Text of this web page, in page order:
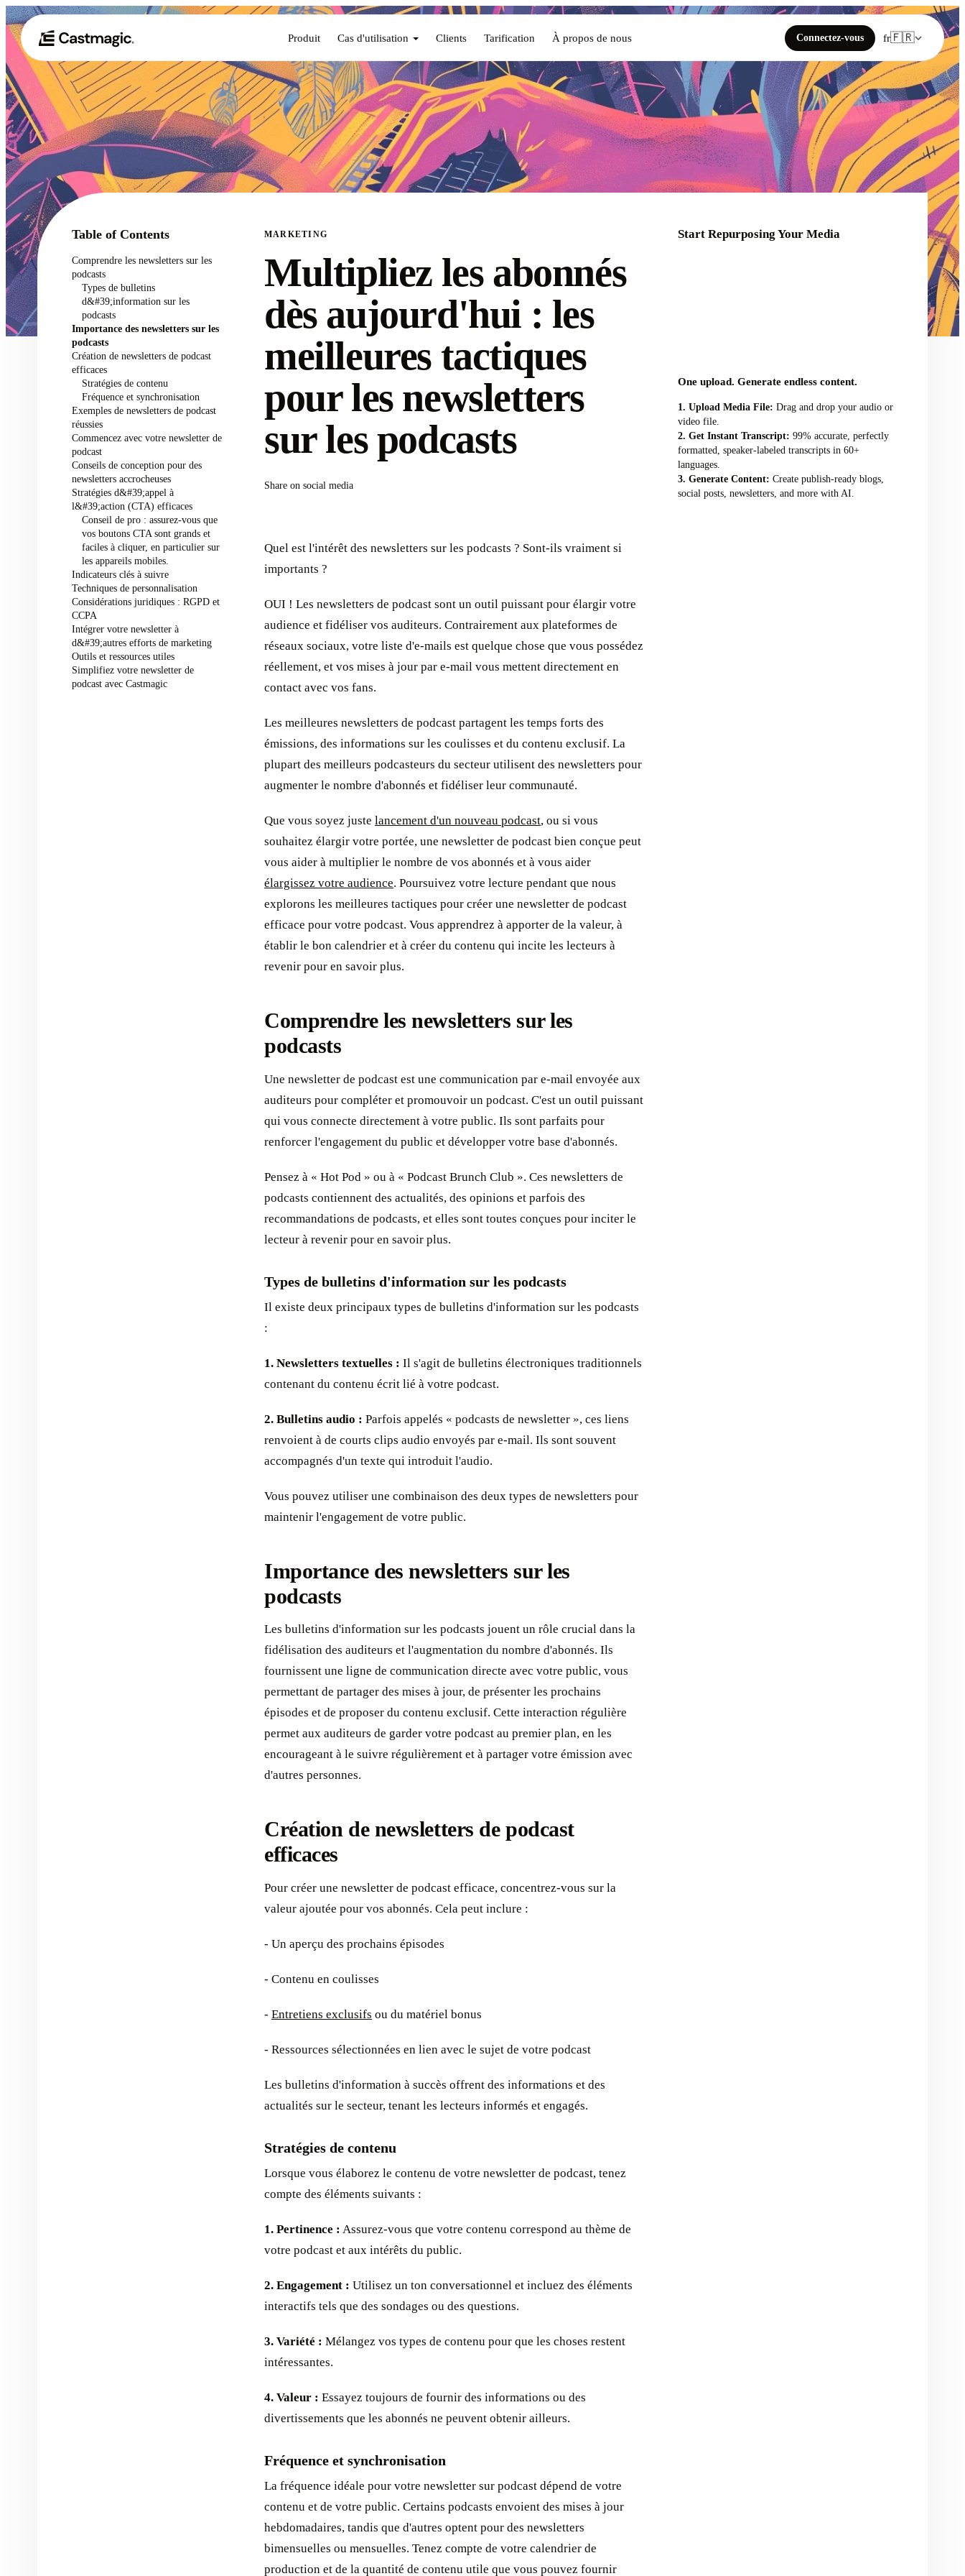
Produit Cas d'utilisation Clients Tarification À propos de nous Connectez-vous fr🇫🇷
Table of Contents
Comprendre les newsletters sur les
podcasts
Types de bulletins
d&#39;information sur les
podcasts
Importance des newsletters sur les
podcasts
Création de newsletters de podcast
efficaces
Stratégies de contenu
Fréquence et synchronisation
Exemples de newsletters de podcast
réussies
Commencez avec votre newsletter de
podcast
Conseils de conception pour des
newsletters accrocheuses
Stratégies d&#39;appel à
l&#39;action (CTA) efficaces
Conseil de pro : assurez-vous que
vos boutons CTA sont grands et
faciles à cliquer, en particulier sur
les appareils mobiles.
Indicateurs clés à suivre
Techniques de personnalisation
Considérations juridiques : RGPD et
CCPA
Intégrer votre newsletter à
d&#39;autres efforts de marketing
Outils et ressources utiles
Simplifiez votre newsletter de
podcast avec Castmagic
MARKETING
Multipliez les abonnés
dès aujourd'hui : les
meilleures tactiques
pour les newsletters
sur les podcasts
Share on social media
Quel est l'intérêt des newsletters sur les podcasts ? Sont-ils vraiment si
importants ?
OUI ! Les newsletters de podcast sont un outil puissant pour élargir votre
audience et fidéliser vos auditeurs. Contrairement aux plateformes de
réseaux sociaux, votre liste d'e-mails est quelque chose que vous possédez
réellement, et vos mises à jour par e-mail vous mettent directement en
contact avec vos fans.
Les meilleures newsletters de podcast partagent les temps forts des
émissions, des informations sur les coulisses et du contenu exclusif. La
plupart des meilleurs podcasteurs du secteur utilisent des newsletters pour
augmenter le nombre d'abonnés et fidéliser leur communauté.
Que vous soyez juste lancement d'un nouveau podcast, ou si vous
souhaitez élargir votre portée, une newsletter de podcast bien conçue peut
vous aider à multiplier le nombre de vos abonnés et à vous aider
élargissez votre audience. Poursuivez votre lecture pendant que nous
explorons les meilleures tactiques pour créer une newsletter de podcast
efficace pour votre podcast. Vous apprendrez à apporter de la valeur, à
établir le bon calendrier et à créer du contenu qui incite les lecteurs à
revenir pour en savoir plus.
Comprendre les newsletters sur les
podcasts
Une newsletter de podcast est une communication par e-mail envoyée aux
auditeurs pour compléter et promouvoir un podcast. C'est un outil puissant
qui vous connecte directement à votre public. Ils sont parfaits pour
renforcer l'engagement du public et développer votre base d'abonnés.
Pensez à « Hot Pod » ou à « Podcast Brunch Club ». Ces newsletters de
podcasts contiennent des actualités, des opinions et parfois des
recommandations de podcasts, et elles sont toutes conçues pour inciter le
lecteur à revenir pour en savoir plus.
Types de bulletins d'information sur les podcasts
Il existe deux principaux types de bulletins d'information sur les podcasts
:
1. Newsletters textuelles : Il s'agit de bulletins électroniques traditionnels
contenant du contenu écrit lié à votre podcast.
2. Bulletins audio : Parfois appelés « podcasts de newsletter », ces liens
renvoient à de courts clips audio envoyés par e-mail. Ils sont souvent
accompagnés d'un texte qui introduit l'audio.
Vous pouvez utiliser une combinaison des deux types de newsletters pour
maintenir l'engagement de votre public.
Importance des newsletters sur les
podcasts
Les bulletins d'information sur les podcasts jouent un rôle crucial dans la
fidélisation des auditeurs et l'augmentation du nombre d'abonnés. Ils
fournissent une ligne de communication directe avec votre public, vous
permettant de partager des mises à jour, de présenter les prochains
épisodes et de proposer du contenu exclusif. Cette interaction régulière
permet aux auditeurs de garder votre podcast au premier plan, en les
encourageant à le suivre régulièrement et à partager votre émission avec
d'autres personnes.
Création de newsletters de podcast
efficaces
Pour créer une newsletter de podcast efficace, concentrez-vous sur la
valeur ajoutée pour vos abonnés. Cela peut inclure :
- Un aperçu des prochains épisodes
- Contenu en coulisses
- Entretiens exclusifs ou du matériel bonus
- Ressources sélectionnées en lien avec le sujet de votre podcast
Les bulletins d'information à succès offrent des informations et des
actualités sur le secteur, tenant les lecteurs informés et engagés.
Stratégies de contenu
Lorsque vous élaborez le contenu de votre newsletter de podcast, tenez
compte des éléments suivants :
1. Pertinence : Assurez-vous que votre contenu correspond au thème de
votre podcast et aux intérêts du public.
2. Engagement : Utilisez un ton conversationnel et incluez des éléments
interactifs tels que des sondages ou des questions.
3. Variété : Mélangez vos types de contenu pour que les choses restent
intéressantes.
4. Valeur : Essayez toujours de fournir des informations ou des
divertissements que les abonnés ne peuvent obtenir ailleurs.
Fréquence et synchronisation
La fréquence idéale pour votre newsletter sur podcast dépend de votre
contenu et de votre public. Certains podcasts envoient des mises à jour
hebdomadaires, tandis que d'autres optent pour des newsletters
bimensuelles ou mensuelles. Tenez compte de votre calendrier de
production et de la quantité de contenu utile que vous pouvez fournir
Start Repurposing Your Media
One upload. Generate endless content.
Upload Media File: Drag and drop your audio or
video file.
Get Instant Transcript: 99% accurate, perfectly
formatted, speaker-labeled transcripts in 60+
languages.
Generate Content: Create publish-ready blogs,
social posts, newsletters, and more with AI.